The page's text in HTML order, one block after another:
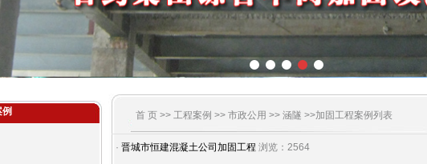
首 页 >> 工程案例 >> 市政公用 >> 涵隧 >>加固工程案例列表
· 晋城市恒建混凝土公司加固工程 浏览：2564